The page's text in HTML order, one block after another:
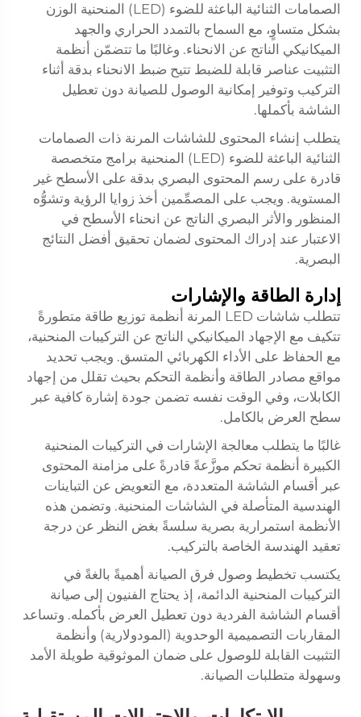
الصمامات الثنائية الباعثة للضوء (LED) المنحنية الوزن
بشكل متساوٍ، مع السماح بالتمدد الحراري والجهد
الميكانيكي الناتج عن الانحناء. وغالبًا ما تتضمّن أنظمة
التثبيت عناصر قابلة للضبط تتيح ضبط الانحناء بدقة أثناء
التركيب وتوفير إمكانية الوصول للصيانة دون تعطيل
الشاشة بأكملها.
يتطلب إنشاء المحتوى للشاشات المرنة ذات الصمامات
الثنائية الباعثة للضوء (LED) المنحنية برامج متخصصة
قادرة على رسم المحتوى البصري بدقة على الأسطح غير
المستوية. ويجب على المصمِّمين أخذ زوايا الرؤية وتشوُّه
المنظور والأثر البصري الناتج عن انحناء الأسطح في
الاعتبار عند إدراك المحتوى لضمان تحقيق أفضل النتائج
البصرية.
إدارة الطاقة والإشارات
تتطلب شاشات LED المرنة أنظمة توزيع طاقة متطورةً
تتكيف مع الإجهاد الميكانيكي الناتج عن التركيبات المنحنية،
مع الحفاظ على الأداء الكهربائي المتسق. ويجب تحديد
مواقع مصادر الطاقة وأنظمة التحكم بحيث تقلل من إجهاد
الكابلات، وفي الوقت نفسه تضمن جودة إشارة كافية عبر
سطح العرض بالكامل.
غالبًا ما يتطلب معالجة الإشارات في التركيبات المنحنية
الكبيرة أنظمة تحكم موزَّعةً قادرةً على مزامنة المحتوى
عبر أقسام الشاشة المتعددة، مع التعويض عن التباينات
الهندسية المتأصلة في الشاشات المنحنية. وتضمن هذه
الأنظمة استمرارية بصرية سلسةً بغض النظر عن درجة
تعقيد الهندسة الخاصة بالتركيب.
يكتسب تخطيط وصول فرق الصيانة أهميةً بالغةً في
التركيبات المنحنية الدائمة، إذ يحتاج الفنيون إلى صيانة
أقسام الشاشة الفردية دون تعطيل العرض بأكمله. وتساعد
المقاربات التصميمية الوحدوية (المودولارية) وأنظمة
التثبيت القابلة للوصول على ضمان الموثوقية طويلة الأمد
وسهولة متطلبات الصيانة.